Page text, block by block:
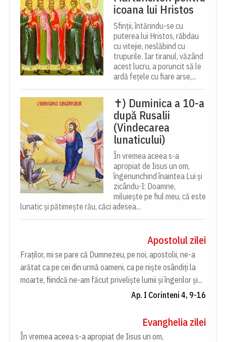
icoana lui Hristos
Sfinții, întărindu-se cu
puterea lui Hristos, răbdau
cu vitejie, neslăbind cu
trupurile. Iar tiranul, văzând
acest lucru, a poruncit să le
ardă fețele cu fiare arse,...
✝) Duminica a 10-a
după Rusalii
(Vindecarea
lunaticului)
În vremea aceea s-a
apropiat de Iisus un om,
îngenunchind înaintea Lui și
zicându-I: Doamne,
miluiește pe fiul meu, că este
lunatic și pătimește rău, căci adesea...
Apostolul zilei
Fraților, mi se pare că Dumnezeu, pe noi, apostolii, ne-a
arătat ca pe cei din urmă oameni, ca pe niște osândiți la
moarte, fiindcă ne-am făcut priveliște lumii și îngerilor și...
Ap. I Corinteni 4, 9-16
Evanghelia zilei
În vremea aceea s-a apropiat de Iisus un om,